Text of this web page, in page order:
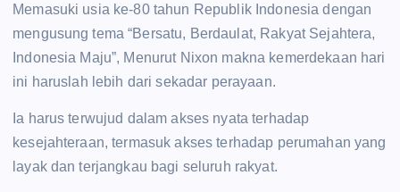
Memasuki usia ke-80 tahun Republik Indonesia dengan
mengusung tema “Bersatu, Berdaulat, Rakyat Sejahtera,
Indonesia Maju”, Menurut Nixon makna kemerdekaan hari
ini haruslah lebih dari sekadar perayaan.
Ia harus terwujud dalam akses nyata terhadap
kesejahteraan, termasuk akses terhadap perumahan yang
layak dan terjangkau bagi seluruh rakyat.